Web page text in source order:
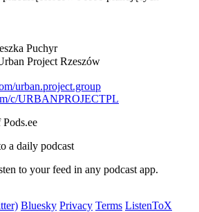
Puchyr
Project Rzeszów
urban.project.group
c/URBANPROJECTPL
a daily podcast
to your feed in any podcast app.
Bluesky Privacy Terms ListenToX